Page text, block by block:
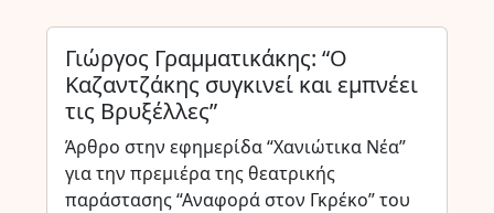
Γιώργος Γραμματικάκης: “Ο
Καζαντζάκης συγκινεί και εμπνέει
τις Βρυξέλλες”
Άρθρο στην εφημερίδα “Χανιώτικα Νέα”
για την πρεμιέρα της θεατρικής
παράστασης “Αναφορά στον Γκρέκο” του